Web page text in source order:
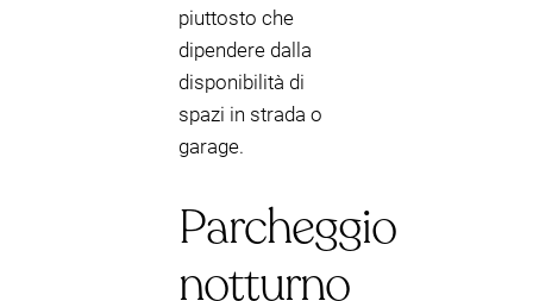
piuttosto che
dipendere dalla
disponibilità di
spazi in strada o
garage.
Parcheggio
notturno